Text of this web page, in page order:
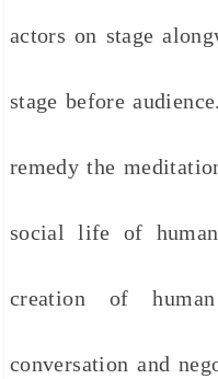
actors on stage
stage before
remedy the
social life of
creation of
conversation and